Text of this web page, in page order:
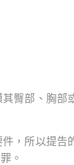
臀部、胸部
，所以提
。